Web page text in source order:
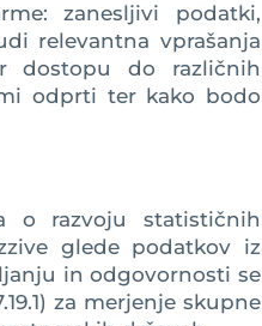
zanesljivi podatki,
relevantna vprašanja
dostopu do različnih
odprti ter kako bodo
o razvoju statističnih
glede podatkov iz
in odgovornosti se
za merjenje skupne